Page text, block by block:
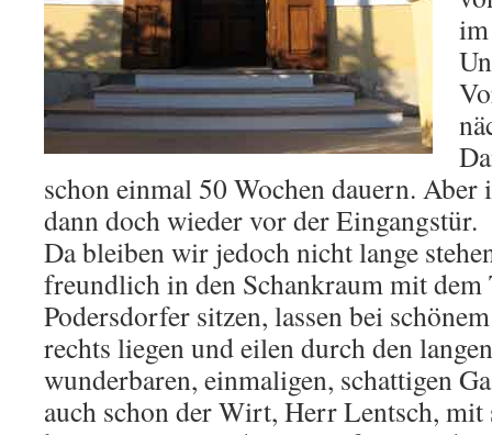
schon einmal 50 Wochen dauern. Aber
dann doch wieder vor der Eingangstür.
Da bleiben wir jedoch nicht lange
freundlich in den Schankraum mit dem
Podersdorfer sitzen, lassen bei
rechts liegen und eilen durch den
wunderbaren, einmaligen, schattigen
auch schon der Wirt, Herr Lentsch, mit